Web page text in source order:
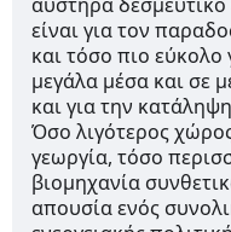
είναι για τον
και τόσο πιο εύκολο
μεγάλα μέσα και σε
και για την
Όσο λιγότερος
γεωργία, τόσο
βιομηχανία
απουσία ενός